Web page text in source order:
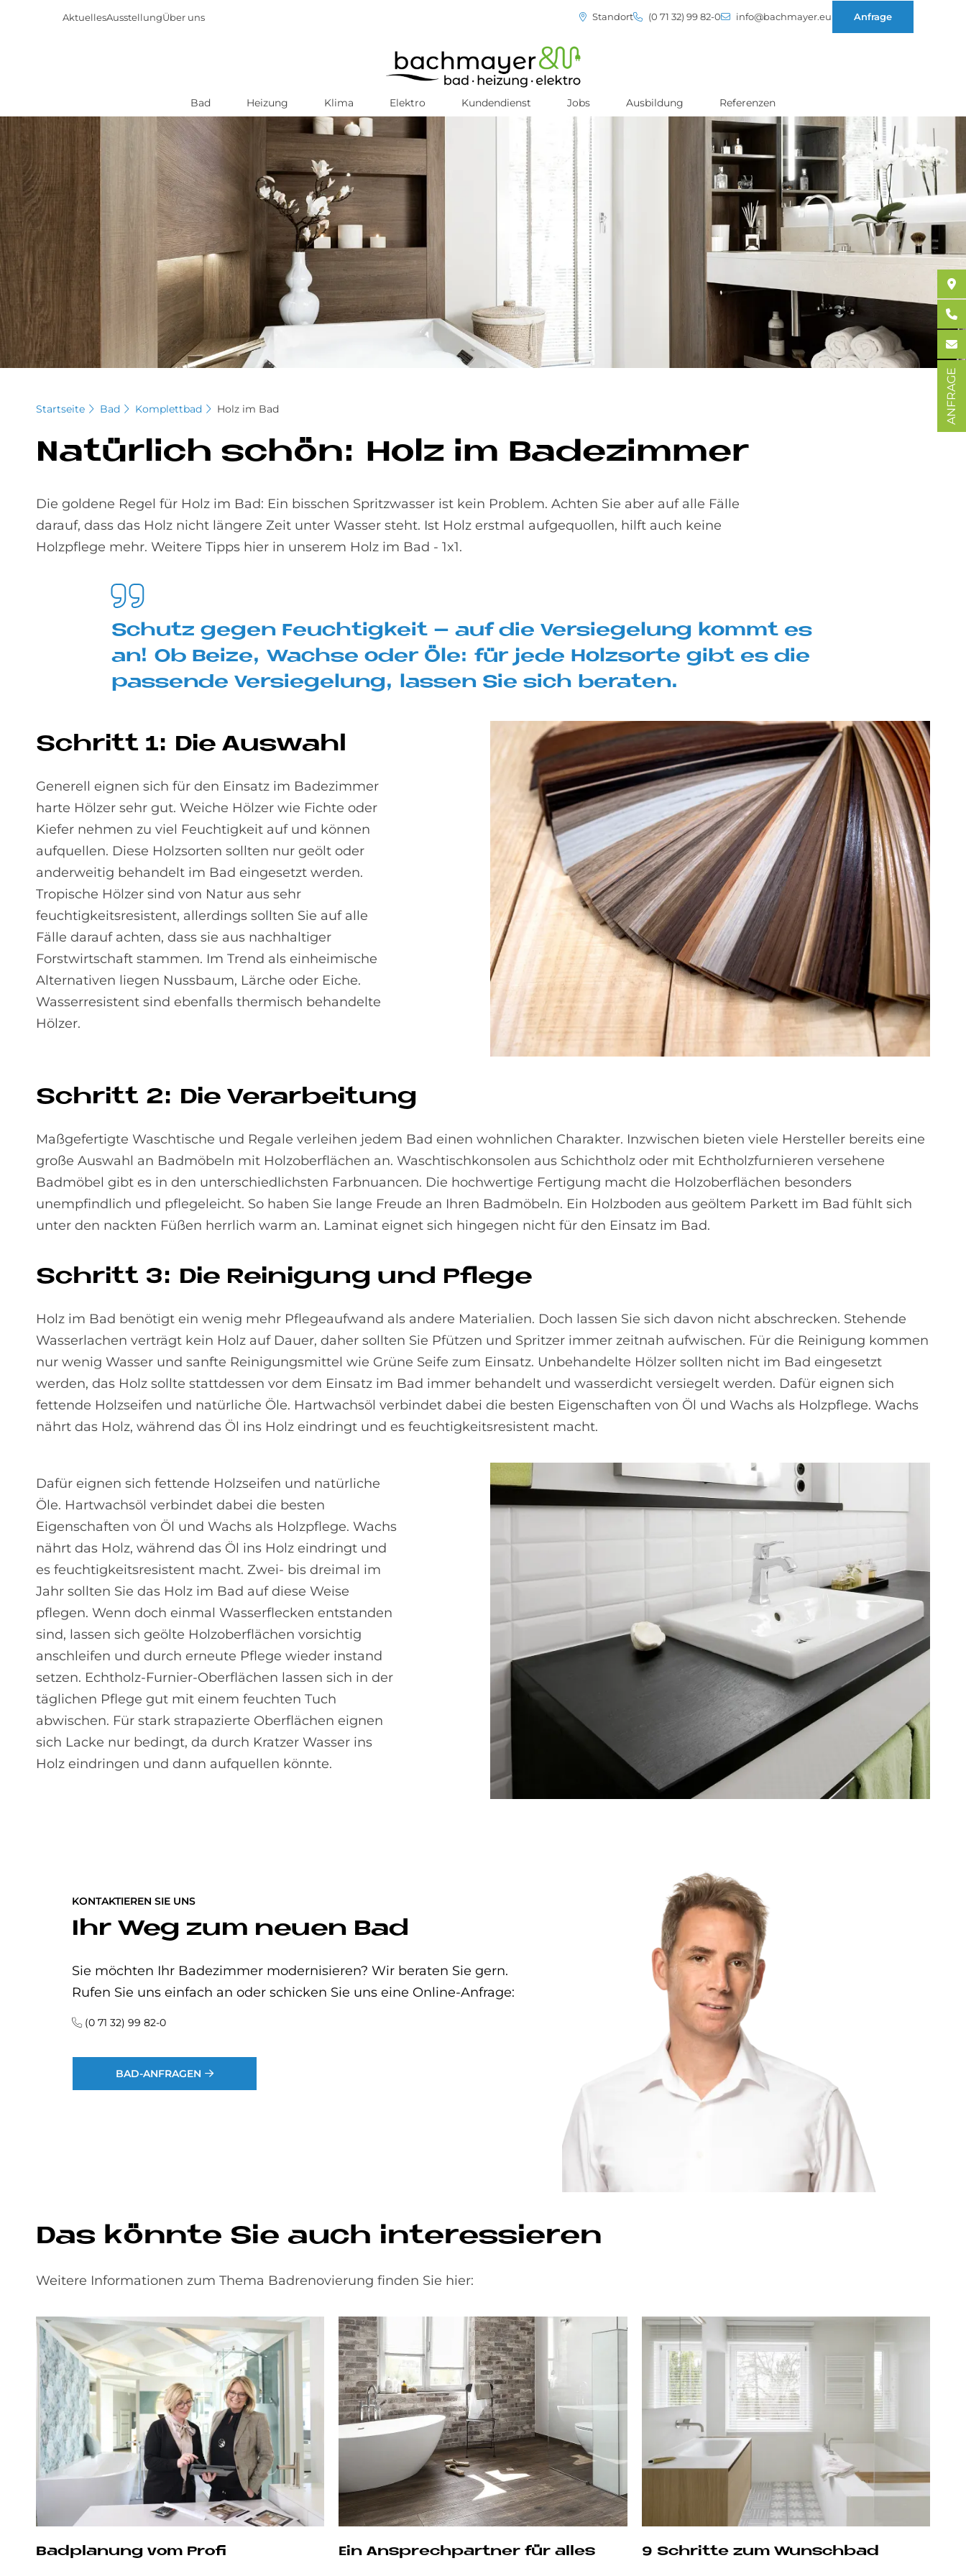
Direkt
Inhalt
AktuellesAusstellungÜber uns Standort (0 71 32) 99 82-0 info@bachmayer.eu Anfrage
Bad Heizung Klima Elektro Kundendienst Jobs Ausbildung Referenzen
Startseite Bad Komplettbad Holz im Bad
Na­tür­lich schön: Holz im Ba­de­zim­mer
Die goldene Regel für Holz im Bad: Ein bisschen Spritzwasser ist kein Problem. Achten Sie aber auf alle Fälle
darauf, dass das Holz nicht längere Zeit unter Wasser steht. Ist Holz erstmal aufgequollen, hilft auch keine
Holzpflege mehr. Weitere Tipps hier in unserem Holz im Bad - 1x1.
Schu­tz ge­gen Feuch­tig­keit – auf die Ver­sie­ge­lung kom­mt es
an! Ob Bei­ze, Wach­se oder Öle: für jede Holz­sor­te gibt es die
pas­sen­de Ver­sie­ge­lung, las­sen Sie sich be­ra­ten.
Schritt 1: Die Aus­wahl
Generell eignen sich für den Einsatz im Badezimmer
harte Hölzer sehr gut. Weiche Hölzer wie Fichte oder
Kiefer nehmen zu viel Feuchtigkeit auf und können
aufquellen. Diese Holzsorten sollten nur geölt oder
anderweitig behandelt im Bad eingesetzt werden.
Tropische Hölzer sind von Natur aus sehr
feuchtigkeitsresistent, allerdings sollten Sie auf alle
Fälle darauf achten, dass sie aus nachhaltiger
Forstwirtschaft stammen. Im Trend als einheimische
Alternativen liegen Nussbaum, Lärche oder Eiche.
Wasserresistent sind ebenfalls thermisch behandelte
Hölzer.
Schritt 2: Die Ver­ar­bei­tung
Maßgefertigte Waschtische und Regale verleihen jedem Bad einen wohnlichen Charakter. Inzwischen bieten viele Hersteller bereits eine
große Auswahl an Badmöbeln mit Holzoberflächen an. Waschtischkonsolen aus Schichtholz oder mit Echtholzfurnieren versehene
Badmöbel gibt es in den unterschiedlichsten Farbnuancen. Die hochwertige Fertigung macht die Holzoberflächen besonders
unempfindlich und pflegeleicht. So haben Sie lange Freude an Ihren Badmöbeln. Ein Holzboden aus geöltem Parkett im Bad fühlt sich
unter den nackten Füßen herrlich warm an. Laminat eignet sich hingegen nicht für den Einsatz im Bad.
Schritt 3: Die Rei­ni­gung und Pfle­ge
Holz im Bad benötigt ein wenig mehr Pflegeaufwand als andere Materialien. Doch lassen Sie sich davon nicht abschrecken. Stehende
Wasserlachen verträgt kein Holz auf Dauer, daher sollten Sie Pfützen und Spritzer immer zeitnah aufwischen. Für die Reinigung kommen
nur wenig Wasser und sanfte Reinigungsmittel wie Grüne Seife zum Einsatz. Unbehandelte Hölzer sollten nicht im Bad eingesetzt
werden, das Holz sollte stattdessen vor dem Einsatz im Bad immer behandelt und wasserdicht versiegelt werden. Dafür eignen sich
fettende Holzseifen und natürliche Öle. Hartwachsöl verbindet dabei die besten Eigenschaften von Öl und Wachs als Holzpflege. Wachs
nährt das Holz, während das Öl ins Holz eindringt und es feuchtigkeitsresistent macht.
Dafür eignen sich fettende Holzseifen und natürliche
Öle. Hartwachsöl verbindet dabei die besten
Eigenschaften von Öl und Wachs als Holzpflege. Wachs
nährt das Holz, während das Öl ins Holz eindringt und
es feuchtigkeitsresistent macht. Zwei- bis dreimal im
Jahr sollten Sie das Holz im Bad auf diese Weise
pflegen. Wenn doch einmal Wasserflecken entstanden
sind, lassen sich geölte Holzoberflächen vorsichtig
anschleifen und durch erneute Pflege wieder instand
setzen. Echtholz-Furnier-Oberflächen lassen sich in der
täglichen Pflege gut mit einem feuchten Tuch
abwischen. Für stark strapazierte Oberflächen eignen
sich Lacke nur bedingt, da durch Kratzer Wasser ins
Holz eindringen und dann aufquellen könnte.
KONTAKTIEREN SIE UNS
Ihr Weg zum neuen Bad
Sie möchten Ihr Badezimmer modernisieren? Wir beraten Sie gern.
Rufen Sie uns einfach an oder schicken Sie uns eine Online-Anfrage:
(0 71 32) 99 82-0
BAD-ANFRAGEN
Das könnte Sie auch interessieren
Weitere Informationen zum Thema Badrenovierung finden Sie hier:
Bad­pla­nung vom Pro­fi Ein Ansprechpartner für alles 9 Schritte zum Wunschbad
ANFRAGE